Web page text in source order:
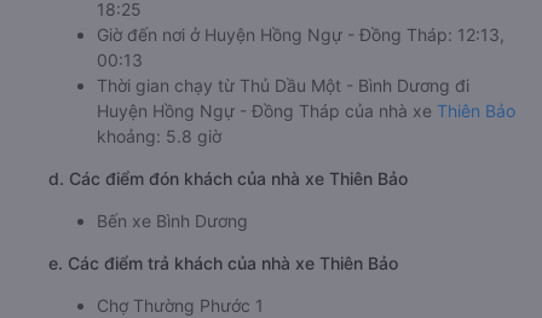
18:25
Giờ đến nơi ở Huyện Hồng Ngự - Đồng Tháp: 12:13,
00:13
Thời gian chạy từ Thủ Dầu Một - Bình Dương đi
Huyện Hồng Ngự - Đồng Tháp của nhà xe Thiên Bảo
khoảng: 5.8 giờ
d. Các điểm đón khách của nhà xe Thiên Bảo
Bến xe Bình Dương
e. Các điểm trả khách của nhà xe Thiên Bảo
Chợ Thường Phước 1